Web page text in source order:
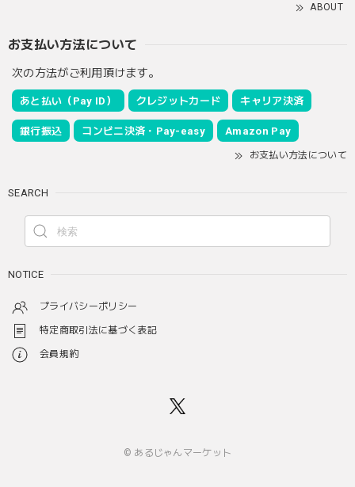
ABOUT
お支払い方法について
次の方法がご利用頂けます。
あと払い（Pay ID） クレジットカード キャリア決済
銀行振込 コンビニ決済・Pay-easy Amazon Pay
お支払い方法について
SEARCH
NOTICE
プライバシーポリシー
特定商取引法に基づく表記
会員規約
© あるじゃんマーケット